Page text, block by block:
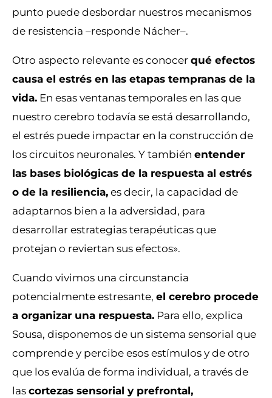
punto puede desbordar nuestros mecanismos
de resistencia –responde Nácher–.
Otro aspecto relevante es conocerqué efectos
causa el estrés en las etapas tempranas de la
vida. En esas ventanas temporales en las que
nuestro cerebro todavía se está desarrollando,
el estrés puede impactar en la construcción de
los circuitos neuronales. Y también entender
las bases biológicas de la respuesta al estrés
o de la resiliencia,es decir, la capacidad de
adaptarnos bien a la adversidad, para
desarrollar estrategias terapéuticas que
protejan o reviertan sus efectos».
Cuando vivimos una circunstancia
potencialmente estresante, el cerebro procede
a organizar una respuesta. Para ello, explica
Sousa, disponemos de un sistema sensorial que
comprende y percibe esos estímulos y de otro
que los evalúa de forma individual, a través de
lascortezas sensorial y prefrontal,